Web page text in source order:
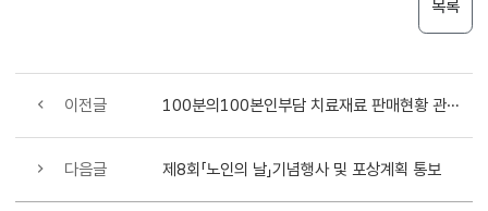
목록
이전글 100분의100본인부담 치료재료 판매현황 관련 자료 요청
다음글 제8회「노인의 날」기념행사 및 포상계획 통보